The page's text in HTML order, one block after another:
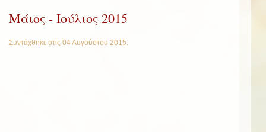
Μάιος - Ιούλιος 2015
Συντάχθηκε στις 04 Αυγούστου 2015.